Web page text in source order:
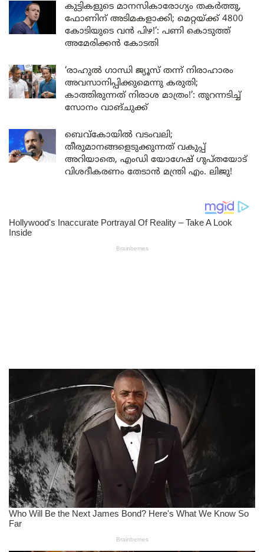
കുട്ടികളുടെ മാനസികാരോഗ്യം തകർത്തു,
ഫോണിന് അടിമകളാക്കി; മെറ്റയ്ക്ക് 4800
കോടിയുടെ വൻ പിഴ!’: പണി കൊടുത്ത്
അമേരിക്കൻ കോടതി
‘രാഹുൽ ഗാന്ധി ജ്യൂസ് തന്ന് നിരാഹാരം
അവസാനിപ്പിക്കുമെന്നു കരുതി;
കാത്തിരുന്നത് നിരാശ മാത്രം!’: തുറന്നടിച്ച്
സോനം വാങ്‌ചുക്ക്
ബെവ്കോയിൽ വടംവലി;
തീരുമാനങ്ങളെടുക്കുന്നത് വകുപ്പ്
അറിയാതെ, എംഡി യോഗേഷ് ഗുപ്തയോട്
വിശദീകരണം തേടാൻ മന്ത്രി എം. ലിജു!